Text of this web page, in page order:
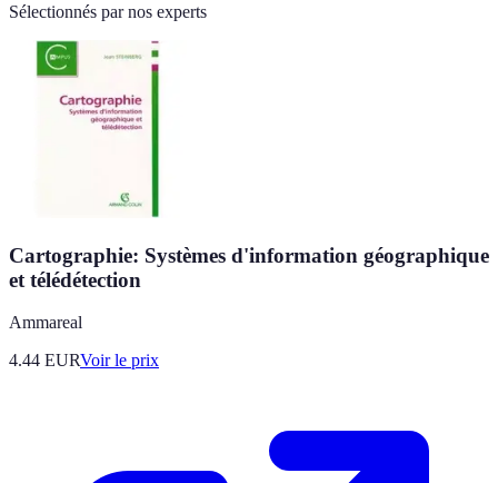
Sélectionnés par nos experts
Cartographie: Systèmes d'information géographique
et télédétection
Ammareal
4.44 EURVoir le prix